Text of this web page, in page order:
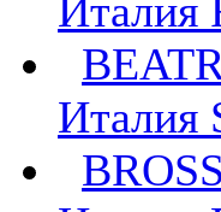
Италия
Италия